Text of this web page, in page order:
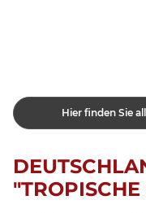
Hier finden Sie